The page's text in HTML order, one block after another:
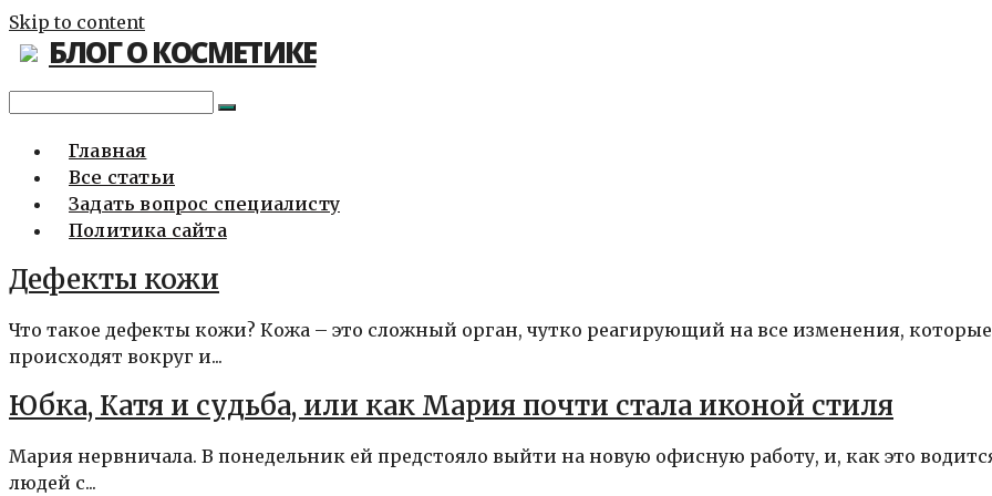
Skip to content
БЛОГ О КОСМЕТИКЕ
Главная
Все статьи
Задать вопрос специалисту
Политика сайта
Дефекты кожи
Что такое дефекты кожи? Кожа – это сложный орган, чутко реагирующий на все изменения, которые
происходят вокруг и...
Юбка, Катя и судьба, или как Мария почти стала иконой стиля
Мария нервничала. В понедельник ей предстояло выйти на новую офисную работу, и, как это
людей с...